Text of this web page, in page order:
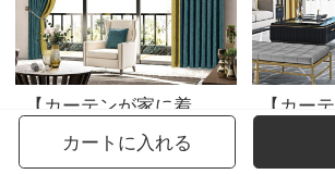
【カーテンが家に着く】現代簡単カーテン製品の黒いシルク高遮光継ぎ手ポリエステルスティーブン定型化ジャカードLDC 20 SSC-74 Sフック/カーテンヘッドを含まない(高さ2.6メートル以内で変更可能)XLのカーテンセット/ダブルオープン(適用窓の幅4.1-1.4メートル)
¥13835~
カートに入れる